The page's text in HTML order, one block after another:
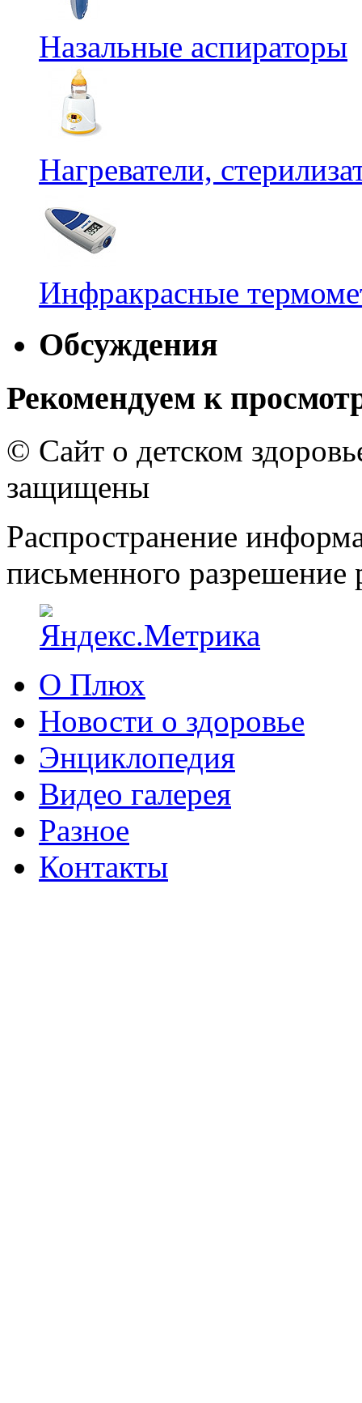
Назальные аспираторы
Нагреватели,
Инфракрасные
Обсуждения
Рекомендуем к
© Сайт о детском
защищены
Распространение
письменного разрешение
О Плюх
Новости о здоровье
Энциклопедия
Видео галерея
Разное
Контакты